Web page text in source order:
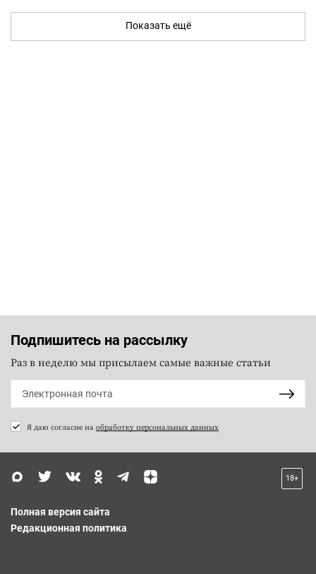
Показать ещё
Подпишитесь на рассылку
Раз в неделю мы присылаем самые важные статьи
Я даю согласие на обработку персональных данных
18+
Полная версия сайта
Редакционная политика